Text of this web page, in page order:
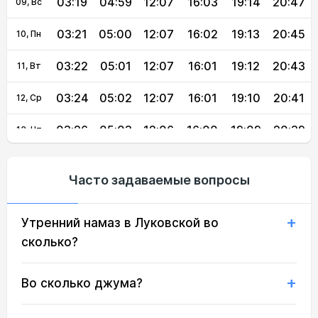
10, Пн 03:21 05:00 12:07 16:02 19:13 20:45
11, Вт 03:22 05:01 12:07 16:01 19:12 20:43
12, Ср 03:24 05:02 12:07 16:01 19:10 20:41
13, Чт 03:26 05:03 12:06 16:00 19:09 20:39
16, Вс 03:31 05:07 12:06 15:58 20:33
18, Вт 03:34 05:09 20:29
Часто задаваемые вопросы
Утренний намаз в Луковской во
сколько?
Во сколько джума?